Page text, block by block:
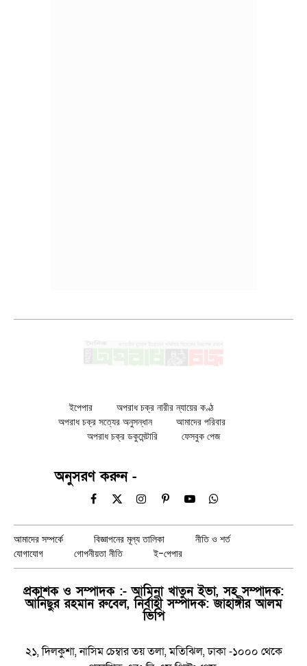
ইপেপার
অপরাধ চক্র নারীর ন্যায়ের কণ্ঠ
অপরাধ চক্র সত্যের অনুসন্ধান
আমাদের পরিবার
অপরাধ চক্র ডকুমেন্টারি
ফেসবুক পেজ
অনুসরণ করুন -
Facebook
X
InstagramPinterestYouTubeWhatsApp
আমাদের সম্পর্কে বিজ্ঞাপনের মূল্য তালিকা
নীতি ও শর্ত
যোগাযোগ
গোপনীয়তা নীতি ই-পেপার
প্রকাশক ও সম্পাদক :- আমিনা খাতুন ইভা, সহ সম্পাদক:
আনিছুর রহমান রুবেল, নির্বাহী সম্পাদক: জাহাঙ্গীর আলম
ভিপি
২১, দিলকুশা, নাসিম চেম্বার তয় তলা, মতিঝিল, ঢাকা -১০০০ থেকে